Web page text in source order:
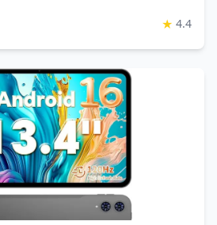
Series in Lingua
★ 4.4